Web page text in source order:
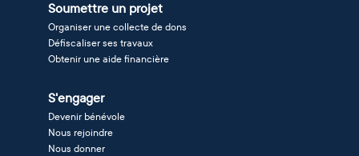
Soumettre un projet
Organiser une collecte de dons
Défiscaliser ses travaux
Obtenir une aide financière
S'engager
Devenir bénévole
Nous rejoindre
Nous donner